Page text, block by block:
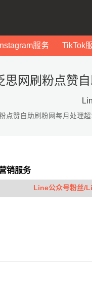
Instagram服务 TikTok
思网刷粉点赞
点赞自助刷粉网每月处理
销服务
Line公众号粉丝